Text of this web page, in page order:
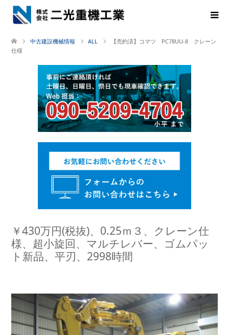
中古建設機械情報 ALL
【売約済】コマツ PC78UU-8 クレーン
仕様
￥430万円(税抜)、0.25ｍ３、クレーン仕
様、超小旋回、マルチレバー、ゴムパッ
ト新品、平刃、2998時間